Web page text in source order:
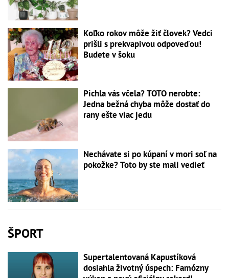
Koľko rokov môže žiť človek? Vedci
prišli s prekvapivou odpoveďou!
Budete v šoku
Pichla vás včela? TOTO nerobte:
Jedna bežná chyba môže dostať do
rany ešte viac jedu
Nechávate si po kúpaní v mori soľ na
pokožke? Toto by ste mali vedieť
ŠPORT
Supertalentovaná Kapustíková
dosiahla životný úspech: Famózny